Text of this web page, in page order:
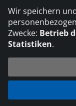
Die DVS
Wir speichern
Zwecke: Betrieb
Statistiken.